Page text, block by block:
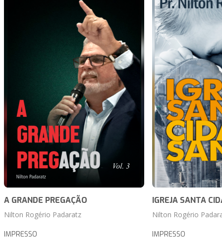
A GRANDE PREGAÇÃO
Nilton Rogério Padaratz
IMPRESSO
IGREJA SANTA
Nilton Rogério
IMPRESSO